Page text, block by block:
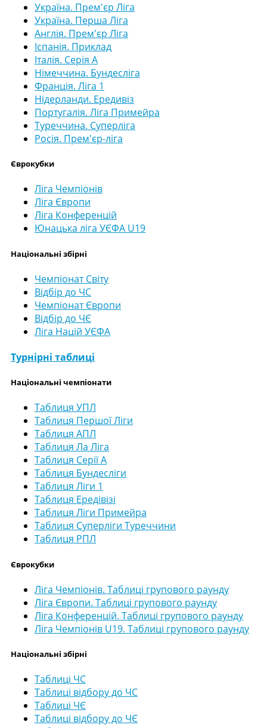
Україна. Прем'єр Ліга
Україна. Перша Ліга
Англія. Прем'єр Ліга
Іспанія. Приклад
Італія. Серія А
Німеччина. Бундесліга
Франція. Ліга 1
Нідерланди. Ередивіз
Португалія. Ліга Примейра
Туреччина. Суперліга
Росія. Прем'єр-ліга
Єврокубки
Ліга Чемпіонів
Ліга Європи
Ліга Конференцій
Юнацька ліга УЄФА U19
Національні збірні
Чемпіонат Світу
Відбір до ЧС
Чемпіонат Європи
Відбір до ЧЄ
Ліга Націй УЄФА
Турнірні таблиці
Національні чемпіонати
Таблиця УПЛ
Таблиця Першої Ліги
Таблиця АПЛ
Таблиця Ла Ліга
Таблиця Серії А
Таблиця Бундесліги
Таблиця Ліги 1
Таблиця Ередівізі
Таблиця Ліги Примейра
Таблиця Суперліги Туреччини
Таблиця РПЛ
Єврокубки
Ліга Чемпіонів. Таблиці групового раунду
Ліга Європи. Таблиці групового раунду
Ліга Конференцій. Таблиці групового раунду
Ліга Чемпіонів U19. Таблиці групового раунду
Національні збірні
Таблиці ЧС
Таблиці відбору до ЧС
Таблиці ЧЄ
Таблиці відбору до ЧЄ